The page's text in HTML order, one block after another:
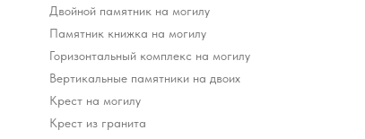
Двойной памятник на могилу
Памятник книжка на могилу
Горизонтальный комплекс на могилу
Вертикальные памятники на двоих
Крест на могилу
Крест из гранита